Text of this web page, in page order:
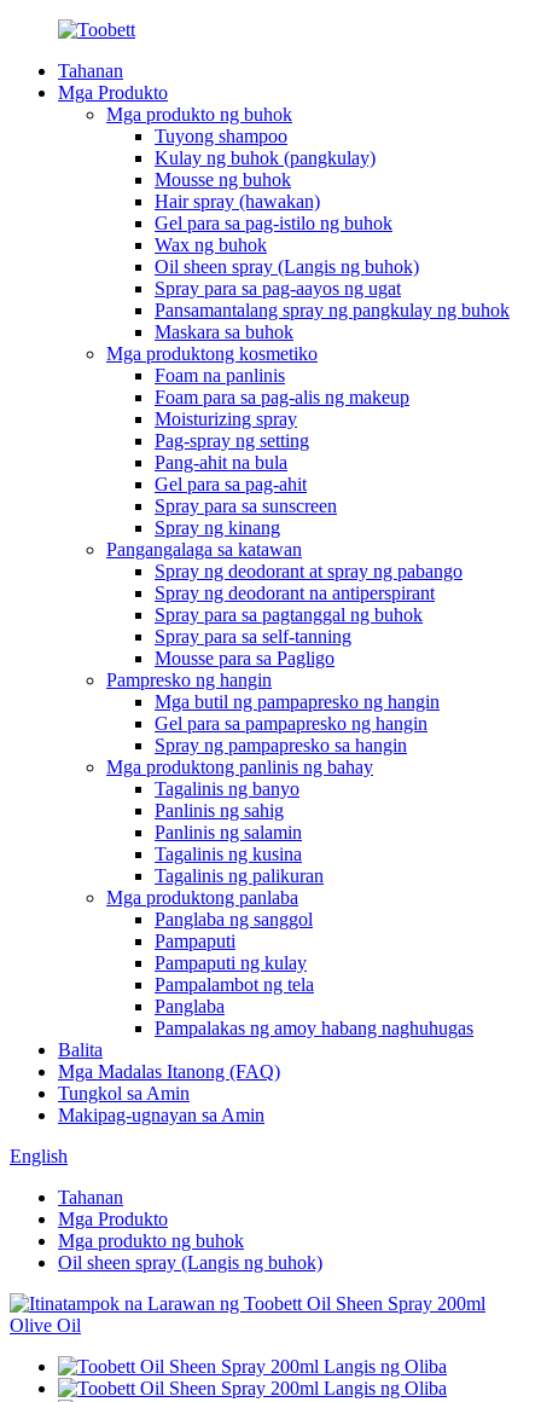
Tahanan
Mga Produkto
Mga produkto ng buhok
Tuyong shampoo
Kulay ng buhok (pangkulay)
Mousse ng buhok
Hair spray (hawakan)
Gel para sa pag-istilo ng buhok
Wax ng buhok
Oil sheen spray (Langis ng buhok)
Spray para sa pag-aayos ng ugat
Pansamantalang spray ng pangkulay ng buhok
Maskara sa buhok
Mga produktong kosmetiko
Foam na panlinis
Foam para sa pag-alis ng makeup
Moisturizing spray
Pag-spray ng setting
Pang-ahit na bula
Gel para sa pag-ahit
Spray para sa sunscreen
Spray ng kinang
Pangangalaga sa katawan
Spray ng deodorant at spray ng pabango
Spray ng deodorant na antiperspirant
Spray para sa pagtanggal ng buhok
Spray para sa self-tanning
Mousse para sa Pagligo
Pampresko ng hangin
Mga butil ng pampapresko ng hangin
Gel para sa pampapresko ng hangin
Spray ng pampapresko sa hangin
Mga produktong panlinis ng bahay
Tagalinis ng banyo
Panlinis ng sahig
Panlinis ng salamin
Tagalinis ng kusina
Tagalinis ng palikuran
Mga produktong panlaba
Panglaba ng sanggol
Pampaputi
Pampaputi ng kulay
Pampalambot ng tela
Panglaba
Pampalakas ng amoy habang naghuhugas
Balita
Mga Madalas Itanong (FAQ)
Tungkol sa Amin
Makipag-ugnayan sa Amin
English
Tahanan
Mga Produkto
Mga produkto ng buhok
Oil sheen spray (Langis ng buhok)